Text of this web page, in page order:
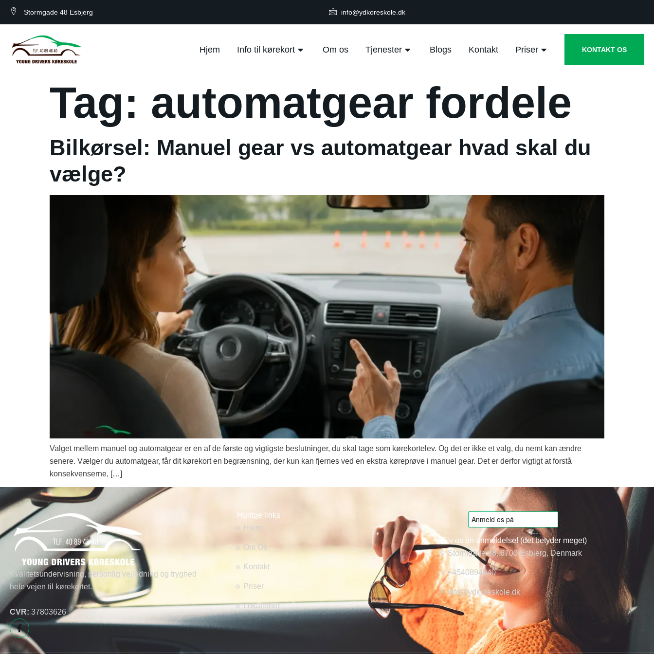
Stormgade 48 Esbjerg info@ydkoreskole.dk
Hjem Info til kørekort Om os Tjenester Blogs Kontakt Priser KONTAKT OS
Tag: automatgear fordele
Bilkørsel: Manuel gear vs automatgear hvad skal du
vælge?
Valget mellem manuel og automatgear er en af de første og vigtigste beslutninger, du skal tage som kørekortelev. Og det er ikke et valg, du nemt kan ændre
senere. Vælger du automatgear, får dit kørekort en begrænsning, der kun kan fjernes ved en ekstra køreprøve i manuel gear. Det er derfor vigtigt at forstå
konsekvenserne, […]
Kvalitetsundervisning, personlig vejledning og tryghed
hele vejen til kørekortet.
CVR: 37803626
Hurtige links
Hjem
Om Os
Kontakt
Priser
Lokationer
Giv os en anmeldelse! (det betyder meget)
Stormgade 48, 6700 Esbjerg, Denmark
+4540894640
info@ydkoreskole.dk